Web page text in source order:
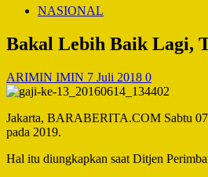
NASIONAL
Bakal Lebih Baik Lagi,
ARIMIN IMIN 7 Juli 2018 0
Jakarta, BARABERITA.COM Sabtu
pada 2019.
Hal itu diungkapkan saat Ditjen